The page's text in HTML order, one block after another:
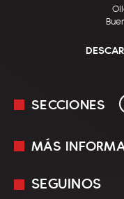
SECCIONES
En Vivo
MÁS
Mediakit
SEGUINOS